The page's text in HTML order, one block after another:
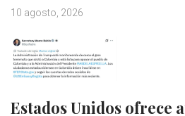
10 agosto, 2026
Estados Unidos ofrece